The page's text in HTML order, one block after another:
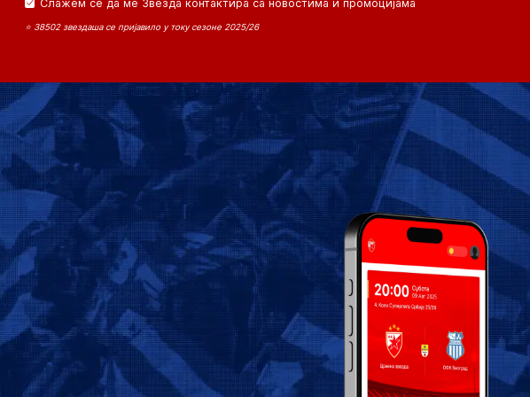
Слажем се да ме Звезда контактира са новостима и промоцијама
⭐ 38502 звездаша се пријавило у току сезоне 2025/26